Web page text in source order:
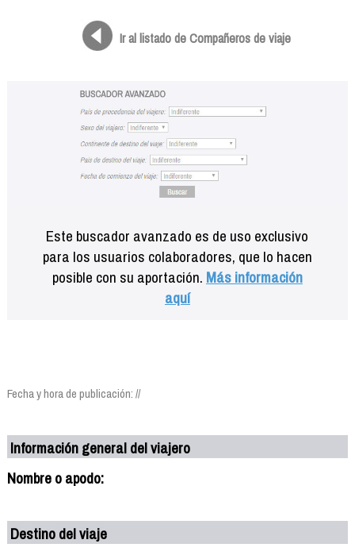
Ir al listado de Compañeros de viaje
Este buscador avanzado es de uso exclusivo
para los usuarios colaboradores, que lo hacen
posible con su aportación. Más información
aquí
Fecha y hora de publicación: //
Información general del viajero
Nombre o apodo:
Destino del viaje